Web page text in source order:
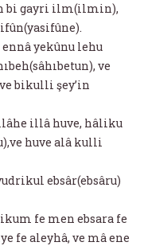
bi gayri ilm(ilmin),
yekûnu lehu
ve
bikulli şey’in
illâ huve, hâliku
huve alâ kulli
ebsâr(ebsâru)
fe men ebsara fe
fe aleyhâ, ve mâ ene